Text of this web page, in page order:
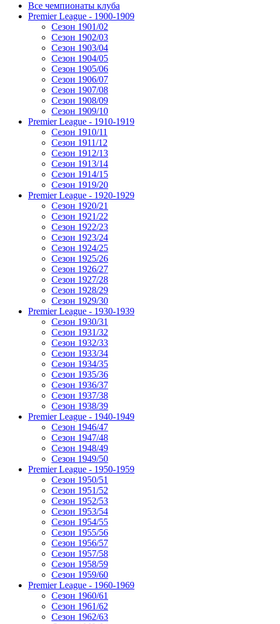
Все чемпионаты клуба
Premier League - 1900-1909
Сезон 1901/02
Сезон 1902/03
Сезон 1903/04
Сезон 1904/05
Сезон 1905/06
Сезон 1906/07
Сезон 1907/08
Сезон 1908/09
Сезон 1909/10
Premier League - 1910-1919
Сезон 1910/11
Сезон 1911/12
Сезон 1912/13
Сезон 1913/14
Сезон 1914/15
Сезон 1919/20
Premier League - 1920-1929
Сезон 1920/21
Сезон 1921/22
Сезон 1922/23
Сезон 1923/24
Сезон 1924/25
Сезон 1925/26
Сезон 1926/27
Сезон 1927/28
Сезон 1928/29
Сезон 1929/30
Premier League - 1930-1939
Сезон 1930/31
Сезон 1931/32
Сезон 1932/33
Сезон 1933/34
Сезон 1934/35
Сезон 1935/36
Сезон 1936/37
Сезон 1937/38
Сезон 1938/39
Premier League - 1940-1949
Сезон 1946/47
Сезон 1947/48
Сезон 1948/49
Сезон 1949/50
Premier League - 1950-1959
Сезон 1950/51
Сезон 1951/52
Сезон 1952/53
Сезон 1953/54
Сезон 1954/55
Сезон 1955/56
Сезон 1956/57
Сезон 1957/58
Сезон 1958/59
Сезон 1959/60
Premier League - 1960-1969
Сезон 1960/61
Сезон 1961/62
Сезон 1962/63